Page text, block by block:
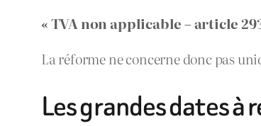
« TVA non applicable – article
La réforme ne concerne donc pas
Les grandes dates à